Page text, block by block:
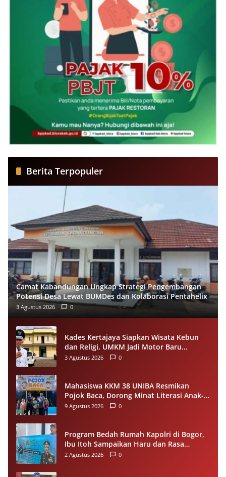
Berita Terpopuler
Camat Kabandungan Ungkap Strategi Pengembangan
Potensi Desa Lewat BUMDes dan Kolaborasi Pentahelix
3 Agustus 2026 0
Kades Kertajaya Siapkan Wisata Kebun
dan Religi, UMKM Jadi Motor Baru
Ekonomi Desa
3 Agustus 2026 0
Mahasiswa KKM 38 UNIBA Resmikan
Pojok Baca, Dorong Minat Literasi Anak-
anak Warga Desa Mekarbaru
9 Agustus 2026 0
Program Bedah Rumah Kapolri di Bogor,
Ibu Itoh Sampaikan Haru dan Rasa
Syukur
2 Agustus 2026 0